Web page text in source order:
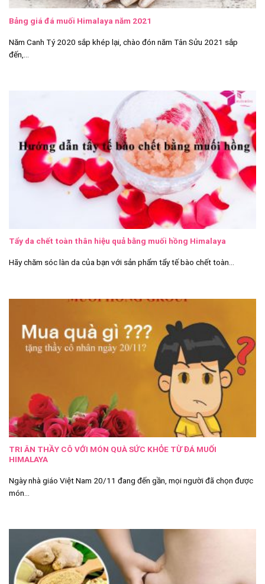
Bảng giá đá muối Himalaya năm 2021
Năm Canh Tý 2020 sắp khép lại, chào đón năm Tân Sửu 2021 sắp
đến,...
Tẩy da chết toàn thân hiệu quả bằng muối hồng Himalaya
Hãy chăm sóc làn da của bạn với sản phẩm tẩy tế bào chết toàn...
TRI ÂN THẦY CÔ VỚI MÓN QUÀ SỨC KHỎE TỪ ĐÁ MUỐI
HIMALAYA
Ngày nhà giáo Việt Nam 20/11 đang đến gần, mọi người đã chọn được
món...